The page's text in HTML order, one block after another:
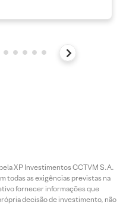
XP Investimentos CCTVM S.A.
todas as exigências previstas na
fornecer informações que
decisão de investimento, não